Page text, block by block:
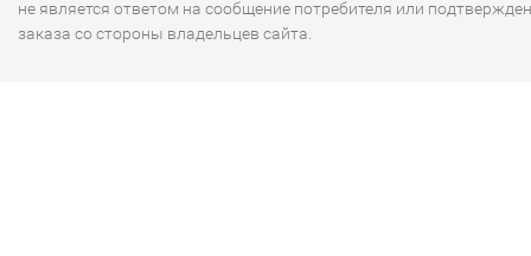
не является ответом на сообщение потребителя или
заказа со стороны владельцев сайта.